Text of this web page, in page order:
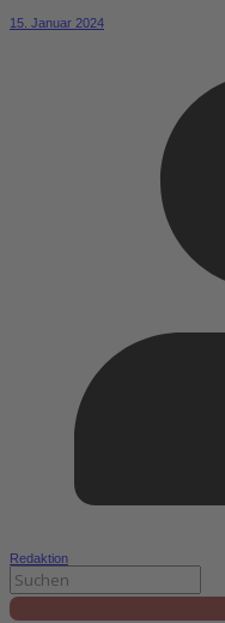
15. Januar 2024
Redaktion